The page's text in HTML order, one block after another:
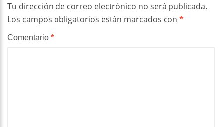
Tu dirección de correo electrónico no será publicada.
Los campos obligatorios están marcados con *
Comentario *